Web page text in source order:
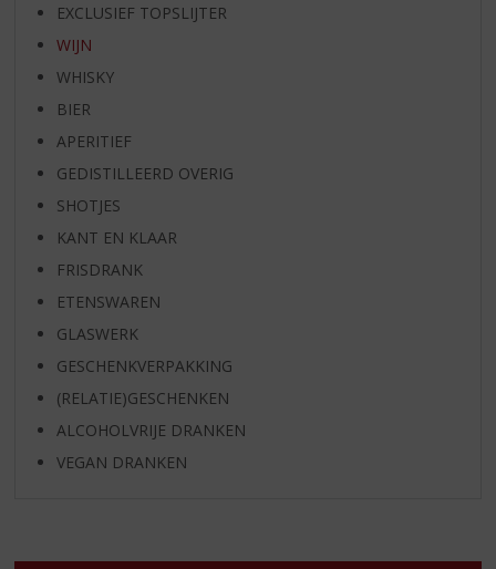
EXCLUSIEF TOPSLIJTER
WIJN
WHISKY
BIER
APERITIEF
GEDISTILLEERD OVERIG
SHOTJES
KANT EN KLAAR
FRISDRANK
ETENSWAREN
GLASWERK
GESCHENKVERPAKKING
(RELATIE)GESCHENKEN
ALCOHOLVRIJE DRANKEN
VEGAN DRANKEN